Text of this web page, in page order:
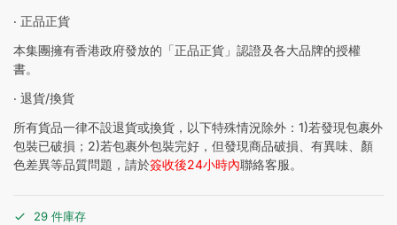
‧ 正品正貨
本集團擁有香港政府發放的「正品正貨」認證及各大品牌的授權
書。
‧ 退貨/換貨
所有貨品一律不設退貨或換貨，以下特殊情況除外：1)若發現包裹外
包裝已破損；2)若包裹外包裝完好，但發現商品破損、有異味、顏
色差異等品質問題，請於簽收後24小時內聯絡客服。
29 件庫存